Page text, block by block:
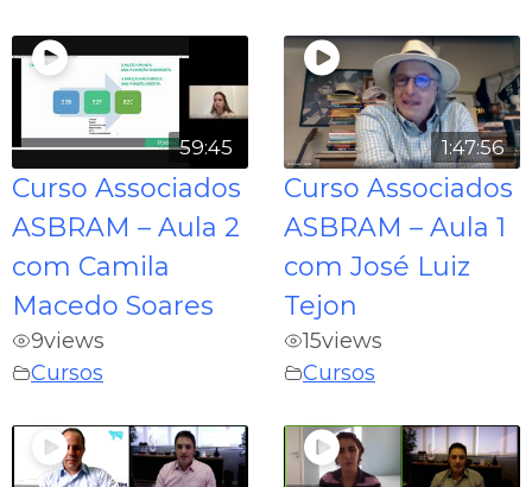
59:45
Curso Associados
ASBRAM – Aula 2
com Camila
Macedo Soares
9views
Cursos
1:47:56
Curso Associados
ASBRAM – Aula 1
com José Luiz
Tejon
15views
Cursos